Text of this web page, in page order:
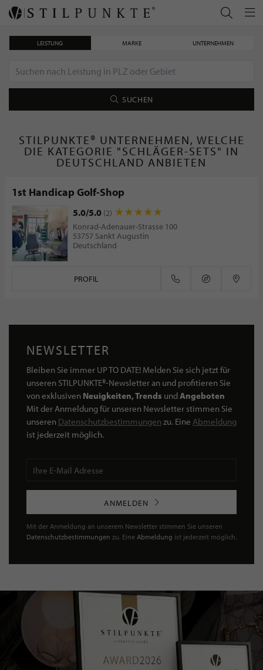
LEISTUNG MARKE UNTERNEHMEN
SUCHEN
STILPUNKTE® UNTERNEHMEN, WELCHE
DIE KATEGORIE "SCHLÄGER-SETS" IN
DEUTSCHLAND ANBIETEN
1st Handicap Golf-Shop
5.0/5.0 (2)
Konrad-Adenauer-Strasse 100
53757 Sankt Augustin
Deutschland
PROFIL
NEWSLETTER
Bleiben Sie immer UP TO DATE! Melden Sie sich jetzt für
unseren STILPUNKTE®-Newsletter an und profitieren Sie
von exklusiven Neuigkeiten, Trends undAngeboten
Mit der Anmeldung für unseren Newsletter stimmen Sie
unseren Datenschutzbestimmungen zu. Eine Abmeldung
ist jederzeit möglich.
ANMELDEN
Mit der Anmeldung an unserem Newsletter stimmen Sie unseren
Datenschutzbestimmungen zu. Eine Abmeldung ist jederzeit möglich.